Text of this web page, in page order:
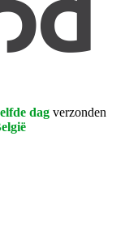
dag verzonden